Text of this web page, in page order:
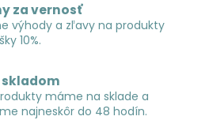
za vernosť
výhody a zľavy na produkty
10%.
máme na sklade a
najneskôr do 48 hodín.